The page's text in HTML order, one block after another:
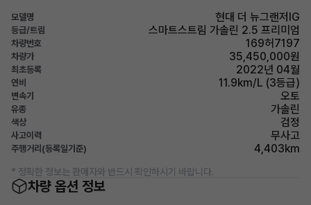
모델명 현대 더 뉴그랜저IG
등급/트림 스마트스트림 가솔린 2.5 프리미엄
차량번호 169허7197
차량가 35,450,000원
최초등록 2022년 04월
연비 11.9km/L (3등급)
변속기 오토
유종 가솔린
색상 검정
사고이력 무사고
주행거리(등록일기준) 4,403km
* 정확한 정보는 판매자와 반드시 확인하시기 바랍니다.
차량 옵션 정보